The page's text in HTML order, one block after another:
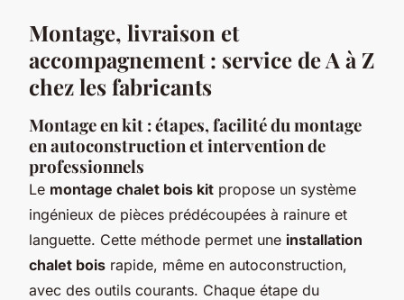
Montage, livraison et
accompagnement : service de A à Z
chez les fabricants
Montage en kit : étapes, facilité du montage
en autoconstruction et intervention de
professionnels
Le montage chalet bois kit propose un système
ingénieux de pièces prédécoupées à rainure et
languette. Cette méthode permet une installation
chalet bois rapide, même en autoconstruction,
avec des outils courants. Chaque étape du